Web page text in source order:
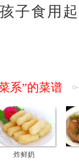
子食用
系”的菜谱
炸鲜奶